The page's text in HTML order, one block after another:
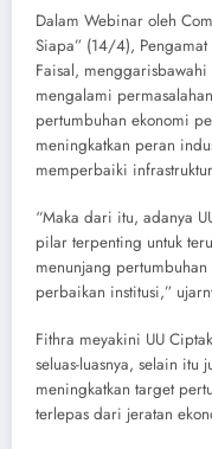
Dalam Webinar oleh
Siapa” (14/4), Pengamat
Faisal,
mengalami
pertumbuhan ekonomi
meningkatkan peran
memperbaiki
“Maka dari itu, adanya
pilar terpenting untuk
menunjang
perbaikan institusi,”
Fithra meyakini UU
seluas-luasnya, selain
meningkatkan target
terlepas dari jeratan